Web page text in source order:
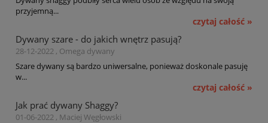
przyjemną...
czytaj całość »
Dywany szare - do jakich wnętrz pasują?
28-12-2022 , Omega dywany
Szare dywany są bardzo uniwersalne, ponieważ doskonale pasuję
w...
czytaj całość »
Jak prać dywany Shaggy?
01-06-2022 , Maciej Węgłowski